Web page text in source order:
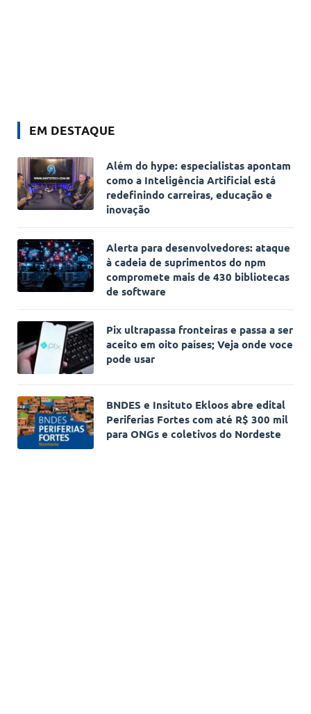
EM DESTAQUE
Além do hype: especialistas apontam
como a Inteligência Artificial está
redefinindo carreiras, educação e
inovação
Alerta para desenvolvedores: ataque
à cadeia de suprimentos do npm
compromete mais de 430 bibliotecas
de software
Pix ultrapassa fronteiras e passa a ser
aceito em oito países; Veja onde voce
pode usar
BNDES e Insituto Ekloos abre edital
Periferias Fortes com até R$ 300 mil
para ONGs e coletivos do Nordeste